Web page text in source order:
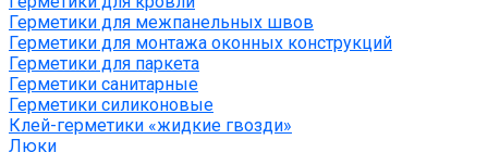
Герметики для межпанельных швов
Герметики для монтажа оконных конструкций
Герметики для паркета
Герметики санитарные
Герметики силиконовые
Клей-герметики «жидкие гвозди»
Люки